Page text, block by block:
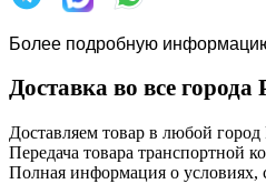
Более подробную информацию
Доставка во все города
Доставляем товар в любой
Передача товара транспортной
Полная информация о условиях,